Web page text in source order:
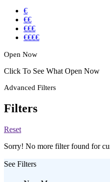
€
€€
€€€
€€€€
Open Now
Click To See What Open Now
Advanced Filters
Filters
Reset
Sorry! No more filter found for
See Filters